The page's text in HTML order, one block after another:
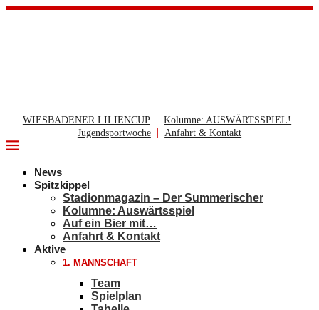
WIESBADENER LILIENCUP | Kolumne: AUSWÄRTSSPIEL! |
Jugendsportwoche | Anfahrt & Kontakt
News
Spitzkippel
Stadionmagazin – Der Summerischer
Kolumne: Auswärtsspiel
Auf ein Bier mit…
Anfahrt & Kontakt
Aktive
1. MANNSCHAFT
Team
Spielplan